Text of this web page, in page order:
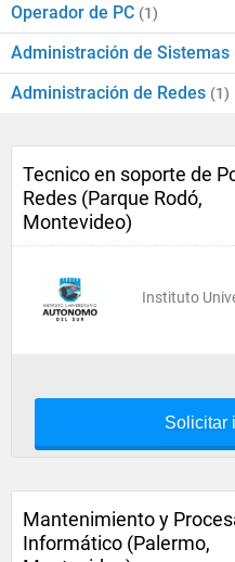
Operador de PC (1)
Administración de Sistemas
Administración de Redes (1)
Tecnico en soporte de
Redes (Parque Rodó,
Montevideo)
Instituto
Solicitar
Mantenimiento y
Informático (Palermo,